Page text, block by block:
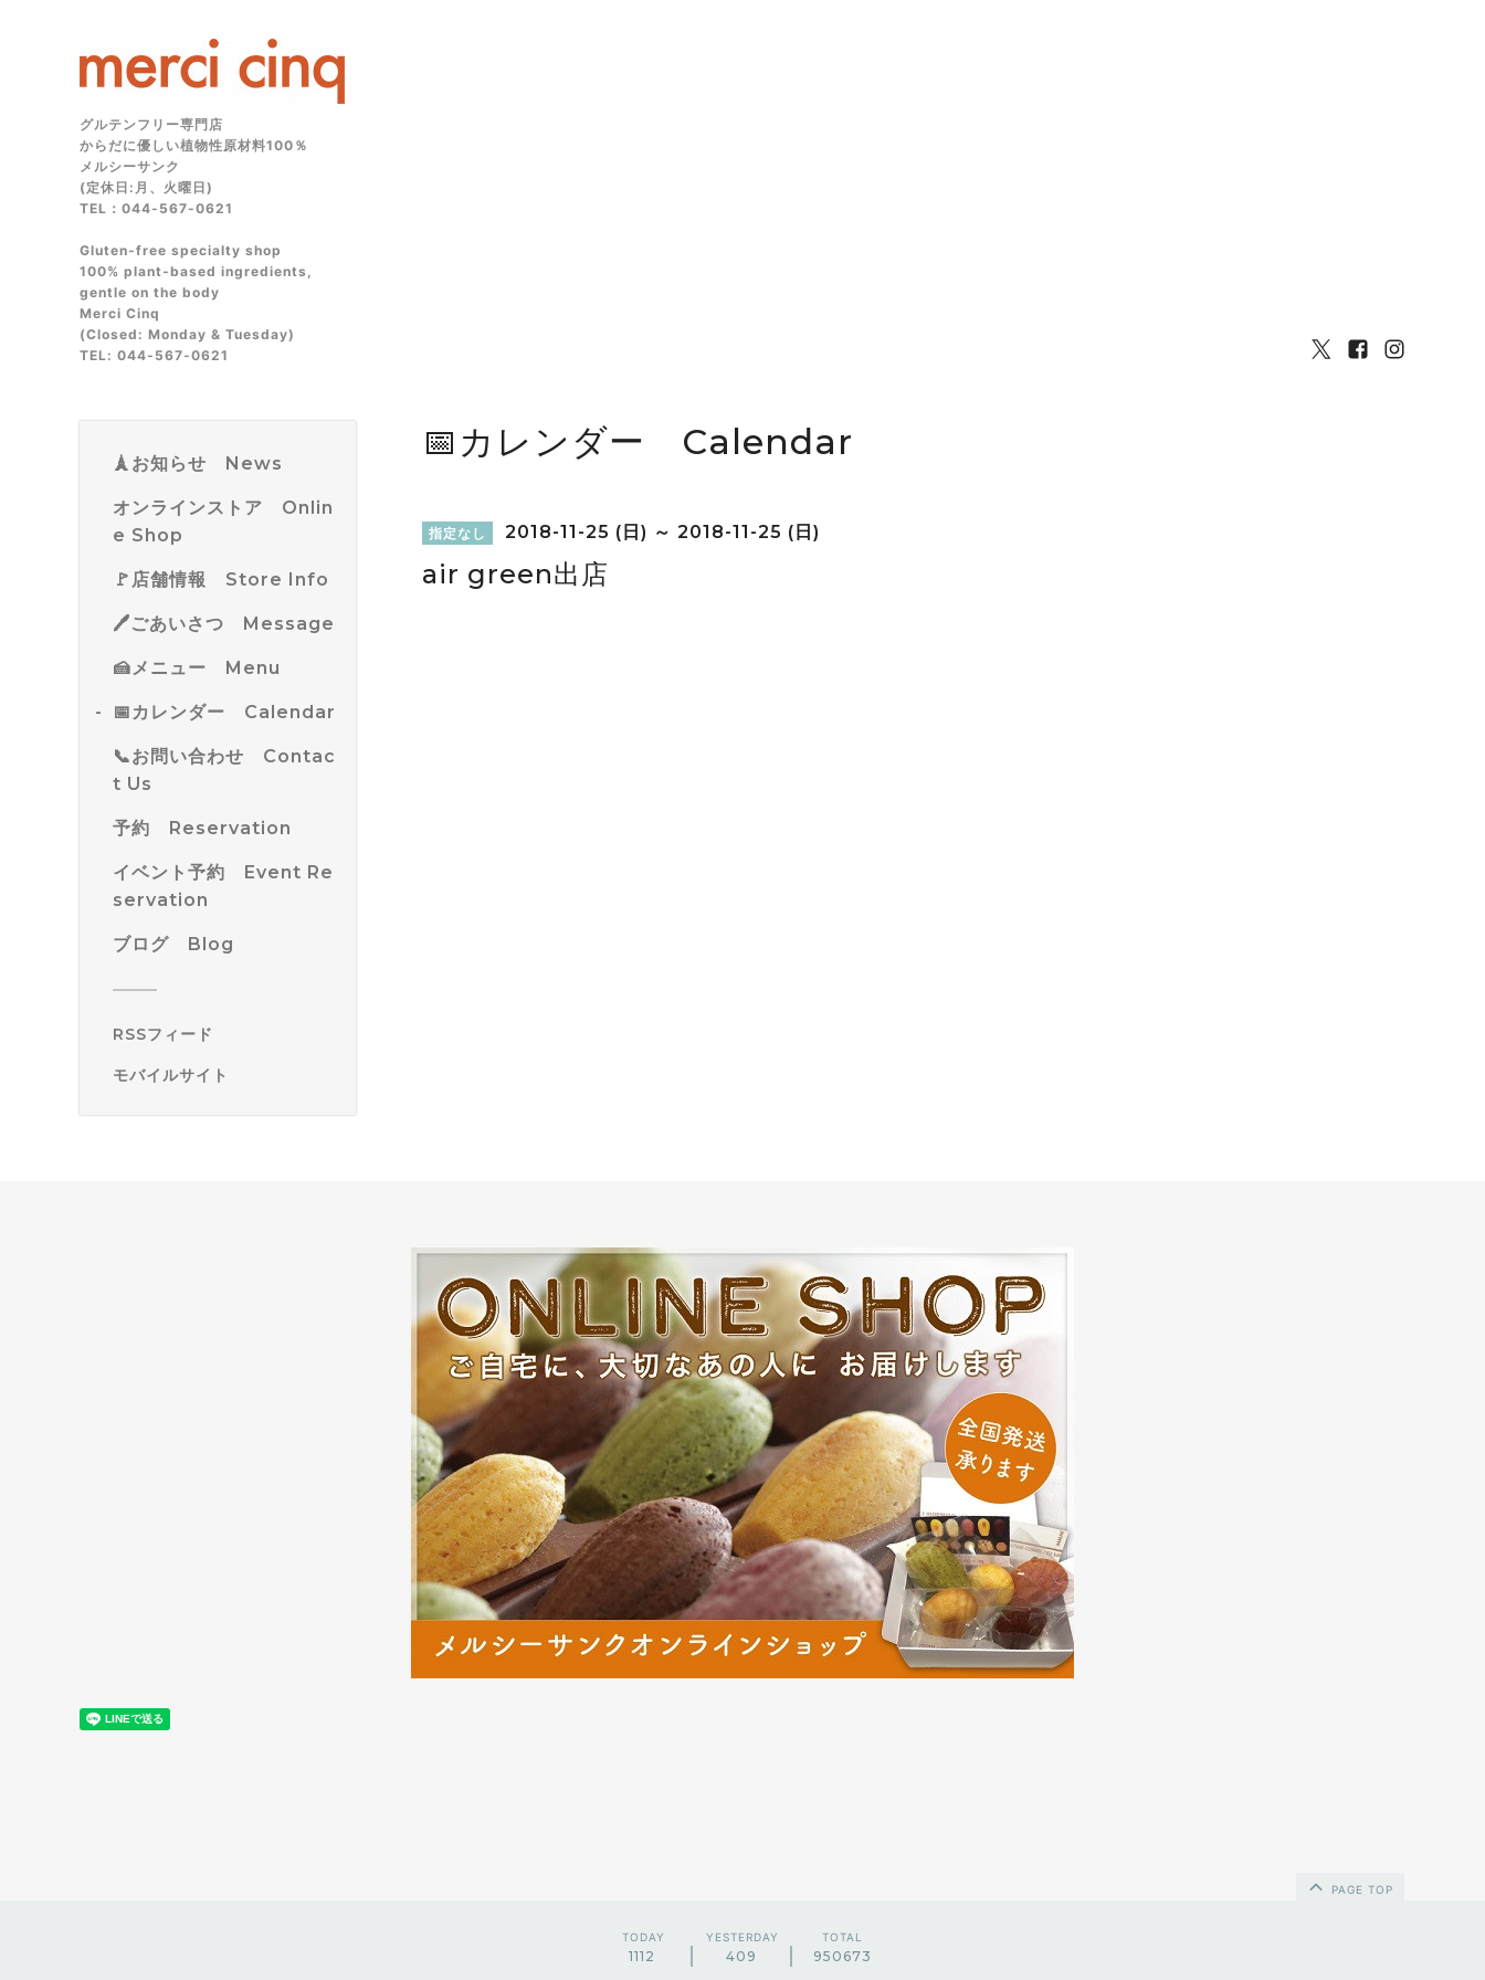
グルテンフリー専門店
からだに優しい植物性原材料100％
メルシーサンク
(定休日:月、火曜日)
TEL：044-567-0621
Gluten‑free specialty shop
100% plant‑based ingredients,
gentle on the body
Merci Cinq
(Closed: Monday & Tuesday)
TEL: 044‑567‑0621
🗼お知らせ News
オンラインストア Onlin
e Shop
🚩店舗情報 Store Info
🖊ごあいさつ Message
🍰メニュー Menu
📅カレンダー Calendar
📞お問い合わせ Contac
t Us
予約 Reservation
イベント予約 Event Re
servation
ブログ Blog
RSSフィード
モバイルサイト
📅カレンダー Calendar
指定なし 2018-11-25 (日) ～ 2018-11-25 (日)
air green出店
PAGE TOP
TODAY
1112
YESTERDAY
409
TOTAL
950673